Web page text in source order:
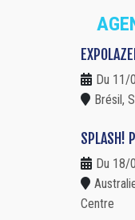
Du
Brésil,
SPLASH!
Du
Centre